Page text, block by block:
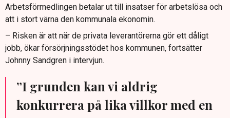
Arbetsförmedlingen betalar ut till insatser för arbetslösa och
att i stort värna den kommunala ekonomin.
– Risken är att när de privata leverantörerna gör ett dåligt
jobb, ökar försörjningsstödet hos kommunen, fortsätter
Johnny Sandgren i intervjun.
”I grunden kan vi aldrig
konkurrera på lika villkor med en